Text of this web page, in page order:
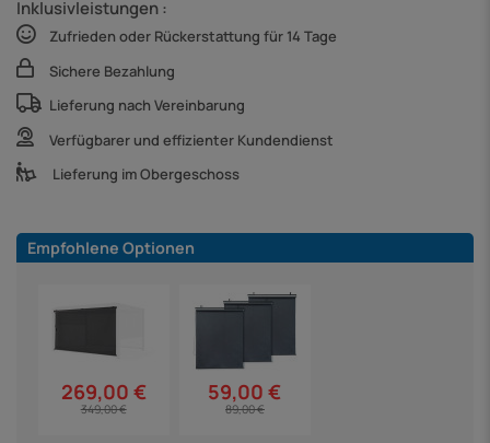
Inklusivleistungen :
Zufrieden oder Rückerstattung für 14 Tage
Sichere Bezahlung
Lieferung nach Vereinbarung
Verfügbarer und effizienter Kundendienst
Lieferung im Obergeschoss
Empfohlene Optionen
269,00 €
349,00 €
59,00 €
89,00 €